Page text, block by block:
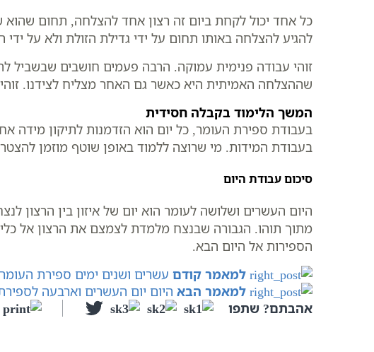
כל אחד יכול לקחת ביום זה רצון אחד להצלחה, תחום שהוא
להגיע להצלחה באותו תחום על ידי גדילת הזולת ולא על
זוהי עבודה פנימית עמוקה. הרבה פעמים חושבים שבשביל
שההצלחה האמיתית היא כאשר גם האחר מצליח לצידנו.
המשך הלימוד בקבלה חסידית
בעבודת ספירת העומר, כל יום הוא הזדמנות לתיקון מידה
בעבודת המידות. מי שרוצה ללמוד באופן שוטף מוזמן
סיכום עבודת היום
היום העשרים ושלושה לעומר הוא יום של איזון בין
מתוך תוהו. הגבורה שבנצח מלמדת לצמצם את הרצון אל
הספירות אל היום הבא.
למאמר קודם עשרים ושנים ימים ספירת העומר – 22 ימים לעומר לפי
למאמר הבא היום יום העשרים וארבעה לספירת העומר –
אהבתם? שתפו